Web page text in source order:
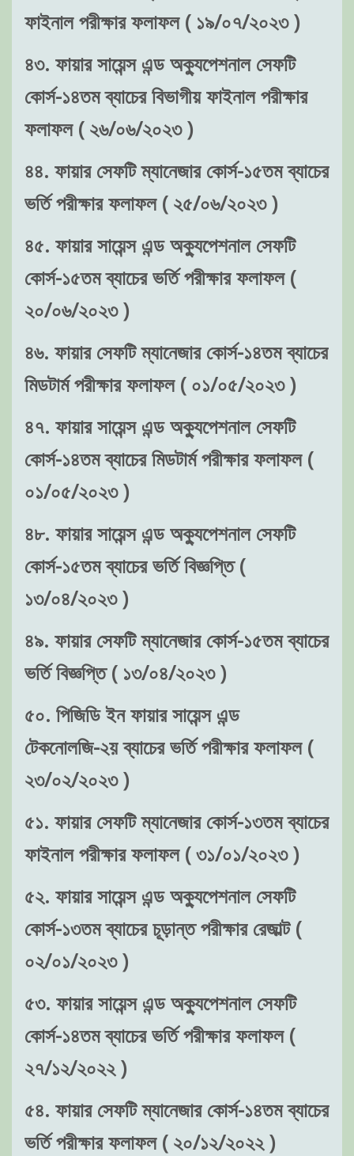
ফাইনাল পরীক্ষার ফলাফল ( ১৯/০৭/২০২৩ )
৪৩. ফায়ার সায়েন্স এন্ড অক্যুপেশনাল সেফটি
কোর্স-১৪তম ব্যাচের বিভাগীয় ফাইনাল পরীক্ষার
ফলাফল ( ২৬/০৬/২০২৩ )
৪৪. ফায়ার সেফটি ম্যানেজার কোর্স-১৫তম ব্যাচের
ভর্তি পরীক্ষার ফলাফল ( ২৫/০৬/২০২৩ )
৪৫. ফায়ার সায়েন্স এন্ড অক্যুপেশনাল সেফটি
কোর্স-১৫তম ব্যাচের ভর্তি পরীক্ষার ফলাফল (
২০/০৬/২০২৩ )
৪৬. ফায়ার সেফটি ম্যানেজার কোর্স-১৪তম ব্যাচের
মিডটার্ম পরীক্ষার ফলাফল ( ০১/০৫/২০২৩ )
৪৭. ফায়ার সায়েন্স এন্ড অক্যুপেশনাল সেফটি
কোর্স-১৪তম ব্যাচের মিডটার্ম পরীক্ষার ফলাফল (
০১/০৫/২০২৩ )
৪৮. ফায়ার সায়েন্স এন্ড অক্যুপেশনাল সেফটি
কোর্স-১৫তম ব্যাচের ভর্তি বিজ্ঞপ্তি (
১৩/০৪/২০২৩ )
৪৯. ফায়ার সেফটি ম্যানেজার কোর্স-১৫তম ব্যাচের
ভর্তি বিজ্ঞপ্তি ( ১৩/০৪/২০২৩ )
৫০. পিজিডি ইন ফায়ার সায়েন্স এন্ড
টেকনোলজি-২য় ব্যাচের ভর্তি পরীক্ষার ফলাফল (
২৩/০২/২০২৩ )
৫১. ফায়ার সেফটি ম্যানেজার কোর্স-১৩তম ব্যাচের
ফাইনাল পরীক্ষার ফলাফল ( ৩১/০১/২০২৩ )
৫২. ফায়ার সায়েন্স এন্ড অক্যুপেশনাল সেফটি
কোর্স-১৩তম ব্যাচের চূড়ান্ত পরীক্ষার রেজাল্ট (
০২/০১/২০২৩ )
৫৩. ফায়ার সায়েন্স এন্ড অক্যুপেশনাল সেফটি
কোর্স-১৪তম ব্যাচের ভর্তি পরীক্ষার ফলাফল (
২৭/১২/২০২২ )
৫৪. ফায়ার সেফটি ম্যানেজার কোর্স-১৪তম ব্যাচের
ভর্তি পরীক্ষার ফলাফল ( ২০/১২/২০২২ )